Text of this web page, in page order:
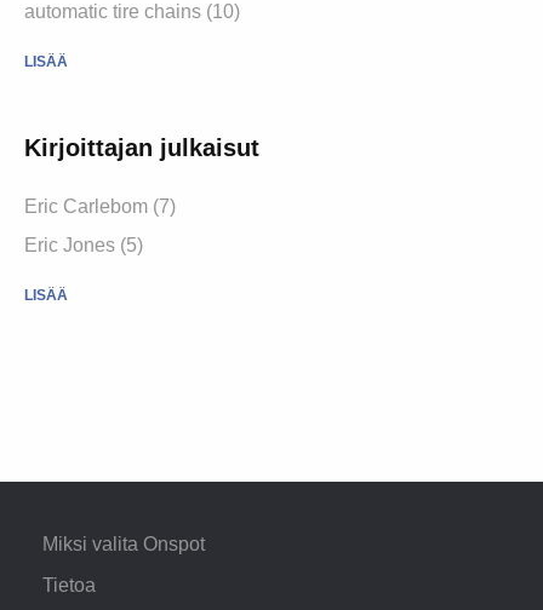
automatic tire chains (10)
LISÄÄ
Kirjoittajan julkaisut
Eric Carlebom (7)
Eric Jones (5)
LISÄÄ
Miksi valita Onspot
Tietoa